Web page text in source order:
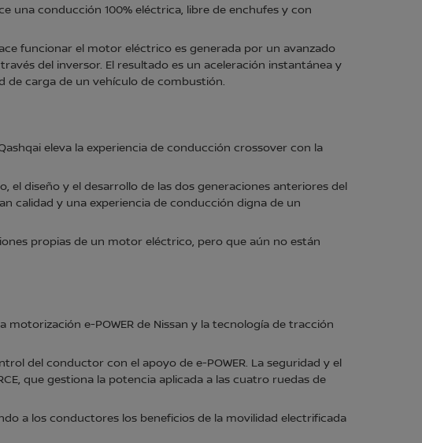
una conducción 100% eléctrica, libre de enchufes y con
funcionar el motor eléctrico es generada por un avanzado
del inversor. El resultado es un aceleración instantánea y
de carga de un vehículo de combustión.
eleva la experiencia de conducción crossover con la
diseño y el desarrollo de las dos generaciones anteriores del
calidad y una experiencia de conducción digna de un
propias de un motor eléctrico, pero que aún no están
e-POWER de Nissan y la tecnología de tracción
del conductor con el apoyo de e-POWER. La seguridad y el
que gestiona la potencia aplicada a las cuatro ruedas de
a los conductores los beneficios de la movilidad electrificada